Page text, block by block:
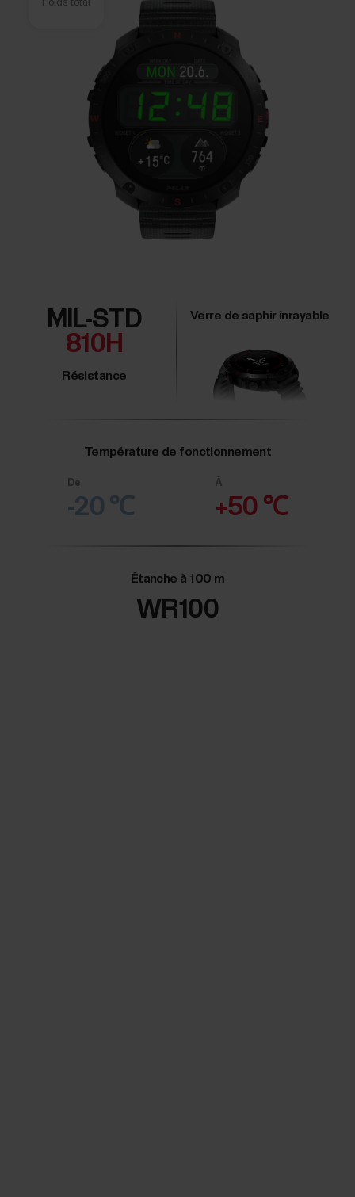
Poids total
MIL-STD
810H
Résistance
Verre de saphir inrayable
Température de fonctionnement
De
-20 ℃
À
+50 ℃
Étanche à 100 m
WR100